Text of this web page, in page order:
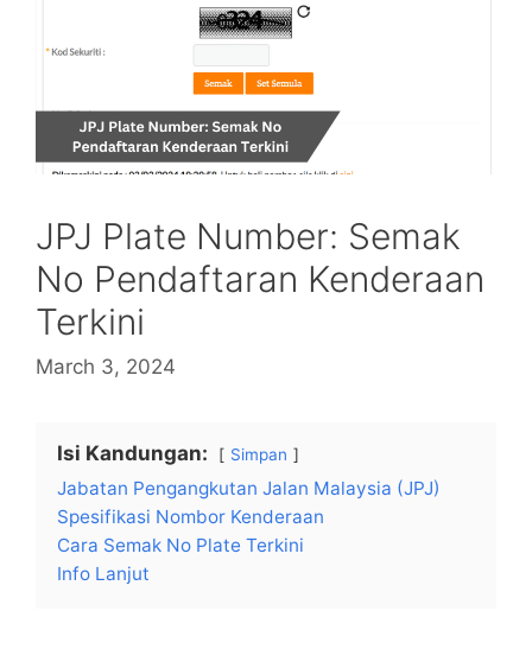
JPJ Plate Number: Semak
No Pendaftaran Kenderaan
Terkini
March 3, 2024
Isi Kandungan: Simpan
Jabatan Pengangkutan Jalan Malaysia (JPJ)
Spesifikasi Nombor Kenderaan
Cara Semak No Plate Terkini
Info Lanjut